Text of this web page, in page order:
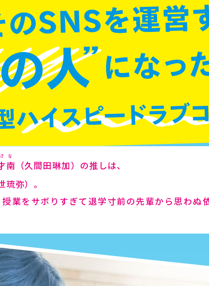
南
さな
（久間田琳加）の推しは、
琉弥）。
業をサボりすぎて退学寸前の先輩から思わぬ